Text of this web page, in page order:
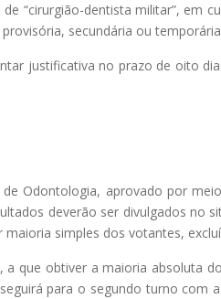
“cirurgião-dentista militar”, em
secundária ou
justificativa no prazo de oito
Odontologia, aprovado por
deverão ser divulgados no
simples dos votantes,
que obtiver a maioria absoluta
para o segundo turno com